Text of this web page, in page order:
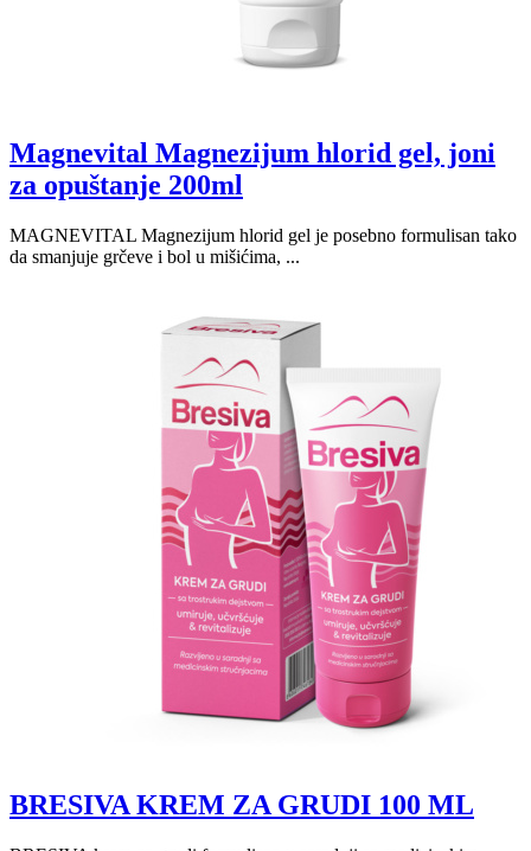
Magnevital Magnezijum hlorid gel, joni
za opuštanje 200ml
MAGNEVITAL Magnezijum hlorid gel je posebno formulisan tako
da smanjuje grčeve i bol u mišićima, ...
BRESIVA KREM ZA GRUDI 100 ML